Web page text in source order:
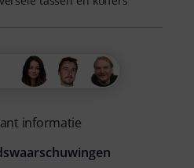
informatie